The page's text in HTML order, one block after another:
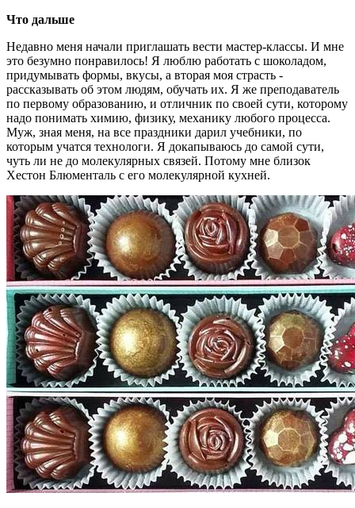
Что дальше
Недавно меня начали приглашать вести мастер-классы. И мне
это безумно понравилось! Я люблю работать с шоколадом,
придумывать формы, вкусы, а вторая моя страсть -
рассказывать об этом людям, обучать их. Я же преподаватель
по первому образованию, и отличник по своей сути, которому
надо понимать химию, физику, механику любого процесса.
Муж, зная меня, на все праздники дарил учебники, по
которым учатся технологи. Я докапываюсь до самой сути,
чуть ли не до молекулярных связей. Потому мне близок
Хестон Блюменталь с его молекулярной кухней.